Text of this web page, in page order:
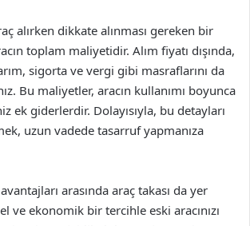
alırken dikkate alınması gereken bir
toplam maliyetidir. Alım fiyatı dışında,
sigorta ve vergi gibi masraflarını da
Bu maliyetler, aracın kullanımı boyunca
ek giderlerdir. Dolayısıyla, bu detayları
uzun vadede tasarruf yapmanıza
arasında araç takası da yer
ve ekonomik bir tercihle eski aracınızı